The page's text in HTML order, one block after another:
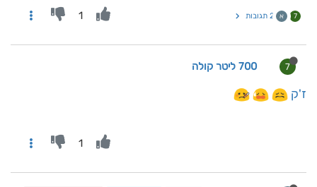
7 א 2 תגובות 1
7 700 ליטר קולה
ז'ק
1